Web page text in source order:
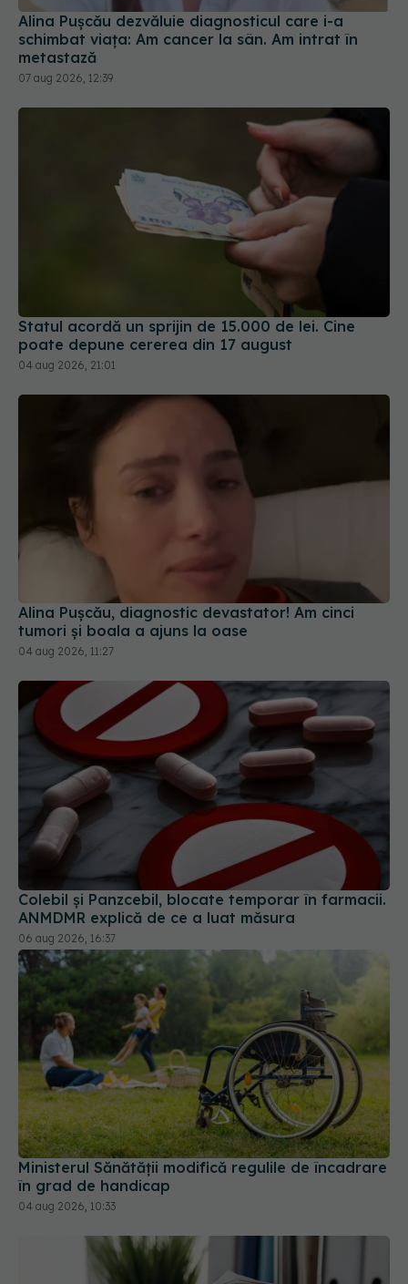
Alina Pușcău dezvăluie diagnosticul care i-a
schimbat viața: Am cancer la sân. Am intrat în
metastază
07 aug 2026, 12:39
Statul acordă un sprijin de 15.000 de lei. Cine
poate depune cererea din 17 august
04 aug 2026, 21:01
Alina Pușcău, diagnostic devastator! Am cinci
tumori și boala a ajuns la oase
04 aug 2026, 11:27
Colebil și Panzcebil, blocate temporar în farmacii.
ANMDMR explică de ce a luat măsura
06 aug 2026, 16:37
Ministerul Sănătății modifică regulile de încadrare
în grad de handicap
04 aug 2026, 10:33